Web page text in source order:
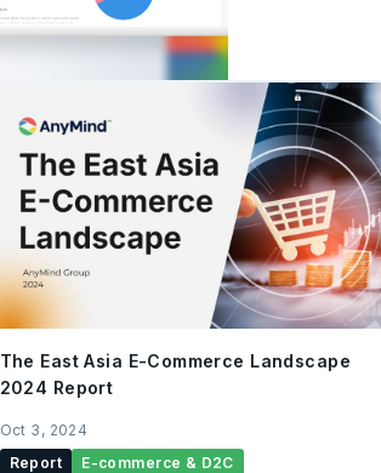
Shopee
Tenggara:
Filipina. Dengan pasar e-commerce Asia Tenggara yang terus
bertumbuh
The East Asia E-Commerce Landscape
2024 Report
Oct 3, 2024
Report
E-commerce & D2C